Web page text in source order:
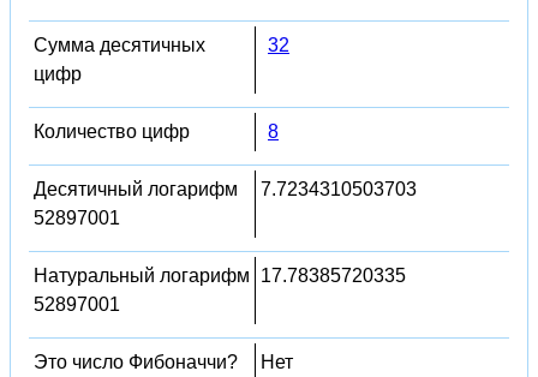
Сумма десятичных
цифр
32
Количество цифр 8
Десятичный логарифм
52897001
7.7234310503703
Натуральный логарифм
52897001
17.78385720335
Это число Фибоначчи? Нет